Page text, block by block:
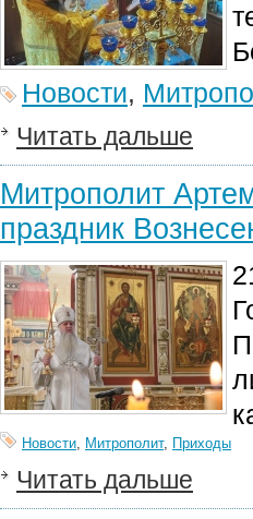
Новости,
Читать дальше
Митрополит
праздник
Новости, Митрополит, Приходы
Читать дальше